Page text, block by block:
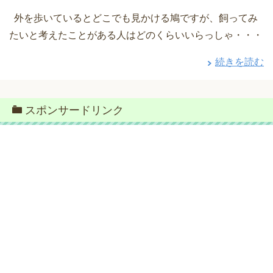
外を歩いているとどこでも見かける鳩ですが、飼ってみ
たいと考えたことがある人はどのくらいいらっしゃ・・・
続きを読む
スポンサードリンク